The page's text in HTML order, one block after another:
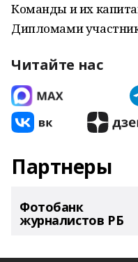
Команды и их
Дипломами
Читайте нас
Партнеры
Фотобанк
журналистов РБ